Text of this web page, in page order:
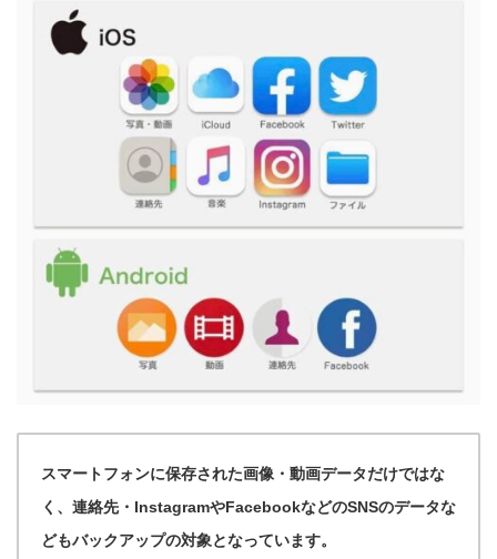
スマートフォンに保存された画像・動画データだけではな
く、連絡先・InstagramやFacebookなどのSNSのデータな
どもバックアップの対象となっています。